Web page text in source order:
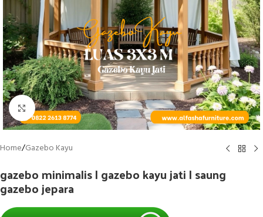
Click to enlarge
Home/Gazebo Kayu
gazebo minimalis | gazebo kayu jati | saung
gazebo jepara